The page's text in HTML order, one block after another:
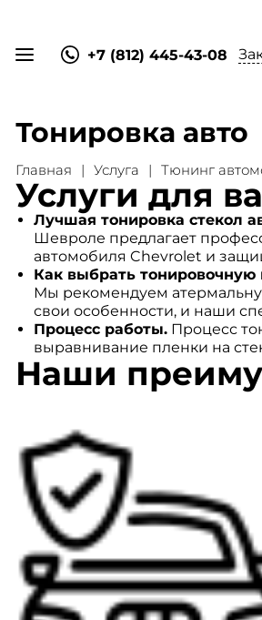
+7 (812) 445-43-08
Тонировка авто
Главная Услуга Тюнинг
Услуги для
Лучшая тонировка стекол
Шевроле предлагает
автомобиля Chevrolet и
Как выбрать тонировочную
Мы рекомендуем
свои особенности, и наши
Процесс работы.Процесс
выравнивание пленки на
Наши